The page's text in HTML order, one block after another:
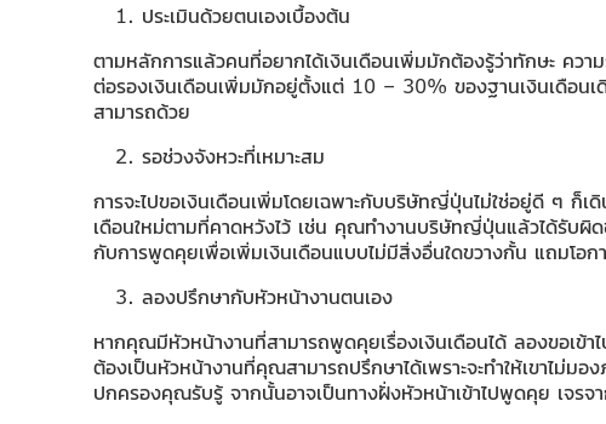
ประเมินด้วยตนเองเบื้องต้น
ตามหลักการแล้วคนที่อยากได้เงินเดือนเพิ่มมักต้องรู้ว่าทักษะ ควา
ต่อรองเงินเดือนเพิ่มมักอยู่ตั้งแต่ 10 – 30% ของฐานเงินเดือ
สามารถด้วย
รอช่วงจังหวะที่เหมาะสม
การจะไปขอเงินเดือนเพิ่มโดยเฉพาะกับบริษัทญี่ปุ่นไม่ใช่อยู่ดี ๆ ก็เ
เดือนใหม่ตามที่คาดหวังไว้ เช่น คุณทำงานบริษัทญี่ปุ่นแล้วได้รับผิ
กับการพูดคุยเพื่อเพิ่มเงินเดือนแบบไม่มีสิ่งอื่นใดขวางกั้น แถมโอก
ลองปรึกษากับหัวหน้างานตนเอง
หากคุณมีหัวหน้างานที่สามารถพูดคุยเรื่องเงินเดือนได้ ลองขอเข้
ต้องเป็นหัวหน้างานที่คุณสามารถปรึกษาได้เพราะจะทำให้เขาไ
ปกครองคุณรับรู้ จากนั้นอาจเป็นทางฝั่งหัวหน้าเข้าไปพูดคุย เจรจ